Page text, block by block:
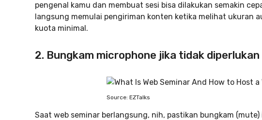
pengenal kamu dan membuat sesi bisa dilakukan semakin
langsung memulai pengiriman konten ketika melihat ukuran
kuota minimal.
2. Bungkam microphone jika tidak diperlukan
Source: EZTalks
Saat web seminar berlangsung, nih, pastikan bungkam